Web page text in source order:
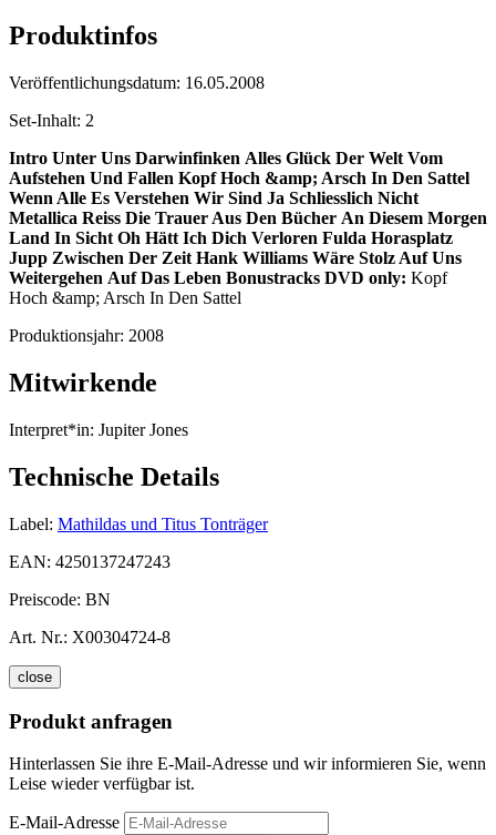
Produktinfos
Veröffentlichungsdatum: 16.05.2008
Set-Inhalt: 2
Intro Unter Uns Darwinfinken Alles Glück Der Welt Vom
Aufstehen Und Fallen Kopf Hoch &amp; Arsch In Den Sattel
Wenn Alle Es Verstehen Wir Sind Ja Schliesslich Nicht
Metallica Reiss Die Trauer Aus Den Bücher An Diesem Morgen
Land In Sicht Oh Hätt Ich Dich Verloren Fulda Horasplatz
Jupp Zwischen Der Zeit Hank Williams Wäre Stolz Auf Uns
Weitergehen Auf Das Leben Bonustracks DVD only: Kopf
Hoch &amp; Arsch In Den Sattel
Produktionsjahr: 2008
Mitwirkende
Interpret*in: Jupiter Jones
Technische Details
Label: Mathildas und Titus Tonträger
EAN: 4250137247243
Preiscode: BN
Art. Nr.: X00304724-8
close
Produkt anfragen
Hinterlassen Sie ihre E-Mail-Adresse und wir informieren Sie, wenn
Leise wieder verfügbar ist.
E-Mail-Adresse